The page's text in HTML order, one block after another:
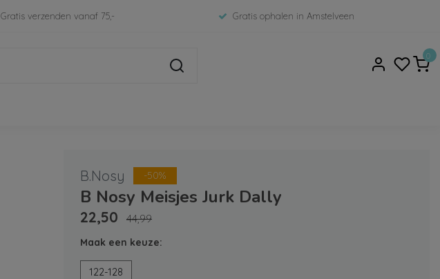
Gratis verzenden vanaf 75,- Gratis ophalen in Amstelveen
0
B.Nosy -50%
B Nosy Meisjes Jurk Dally
22,50 44,99
Maak een keuze:
122-128